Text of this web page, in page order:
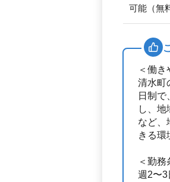
可能（無
＜働き
清水町
日制
し、
など、
きる環
＜勤務
週2〜3